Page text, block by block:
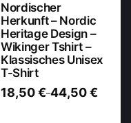
Nordischer
Herkunft – Nordic
Heritage Design –
Wikinger Tshirt –
Klassisches Unisex
T-Shirt
18,50€–44,50€